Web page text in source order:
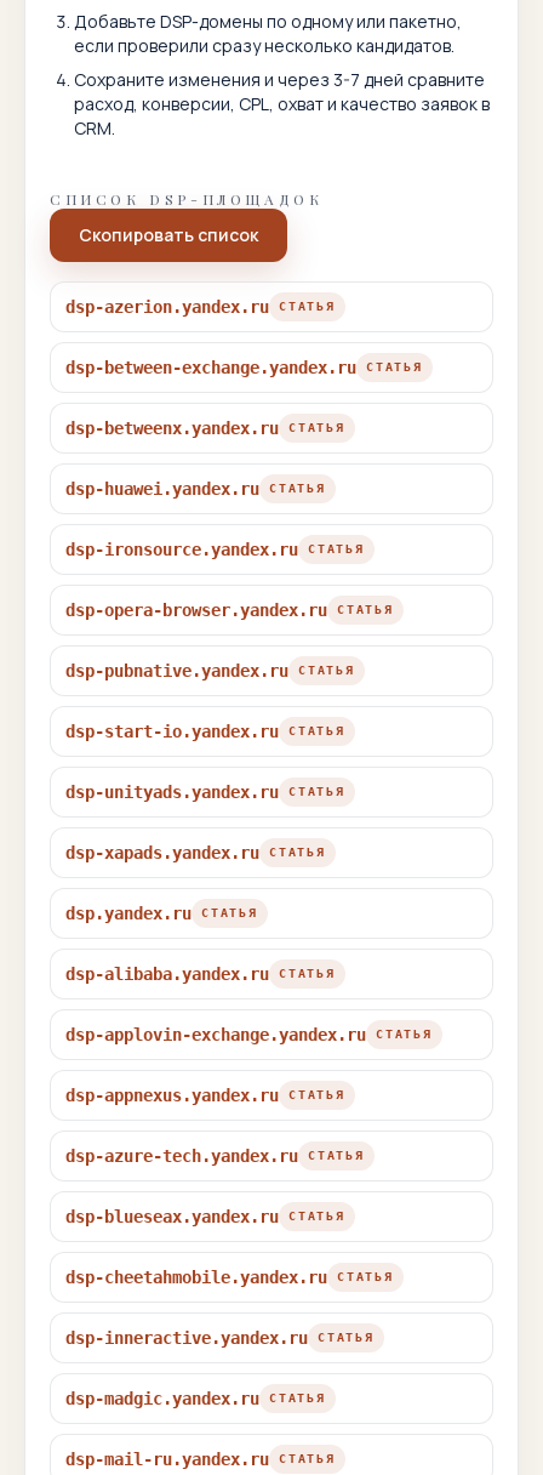
Добавьте DSP-домены по одному или пакетно,
если проверили сразу несколько кандидатов.
Сохраните изменения и через 3-7 дней сравните
расход, конверсии, CPL, охват и качество заявок в
CRM.
СПИСОК DSP-ПЛОЩАДОК
Скопировать список
dsp-azerion.yandex.ru СТАТЬЯ
dsp-between-exchange.yandex.ru СТАТЬЯ
dsp-betweenx.yandex.ru СТАТЬЯ
dsp-huawei.yandex.ru СТАТЬЯ
dsp-ironsource.yandex.ru СТАТЬЯ
dsp-opera-browser.yandex.ru СТАТЬЯ
dsp-pubnative.yandex.ru СТАТЬЯ
dsp-start-io.yandex.ru СТАТЬЯ
dsp-unityads.yandex.ru СТАТЬЯ
dsp-xapads.yandex.ru СТАТЬЯ
dsp.yandex.ru СТАТЬЯ
dsp-alibaba.yandex.ru СТАТЬЯ
dsp-applovin-exchange.yandex.ru СТАТЬЯ
dsp-appnexus.yandex.ru СТАТЬЯ
dsp-azure-tech.yandex.ru СТАТЬЯ
dsp-blueseax.yandex.ru СТАТЬЯ
dsp-cheetahmobile.yandex.ru СТАТЬЯ
dsp-inneractive.yandex.ru СТАТЬЯ
dsp-madgic.yandex.ru СТАТЬЯ
dsp-mail-ru.yandex.ru СТАТЬЯ